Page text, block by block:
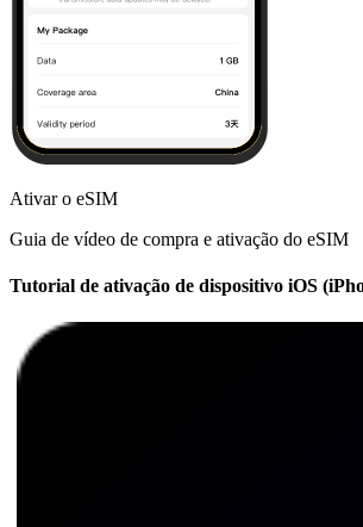
Ativar o eSIM
Guia de vídeo de compra e ativação do eSIM
Tutorial de ativação de dispositivo iOS